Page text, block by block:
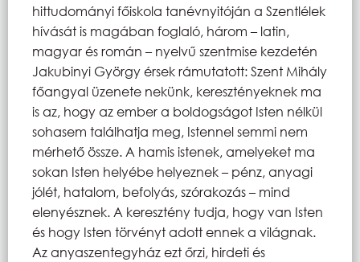
hittudományi főiskola tanévnyitóján a Szentlélek
hívását is magában foglaló, három – latin,
magyar és román – nyelvű szentmise kezdetén
Jakubinyi György érsek rámutatott: Szent Mihály
főangyal üzenete nekünk, keresztényeknek ma
is az, hogy az ember a boldogságot Isten nélkül
sohasem találhatja meg, Istennel semmi nem
mérhető össze. A hamis istenek, amelyeket ma
sokan Isten helyébe helyeznek – pénz, anyagi
jólét, hatalom, befolyás, szórakozás – mind
elenyésznek. A keresztény tudja, hogy van Isten
és hogy Isten törvényt adott ennek a világnak.
Az anyaszentegyház ezt őrzi, hirdeti és